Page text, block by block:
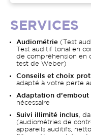
SERVICES
Audiométrie (Test
Test auditif tonal en
de compréhension en
test de Weber)
Conseils et choix
adapté à votre perte
Adaptation d’embout
nécessaire
Suivi illimité inclus,
(audiométries de
appareils auditifs,